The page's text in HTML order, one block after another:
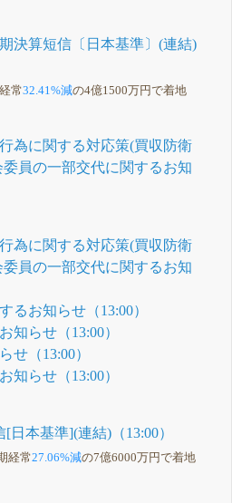
決算短信〔日本基準〕(連結)
常32.41%減の4億1500万円で着地
為に関する対応策(買収防衛
員の一部交代に関するお知
為に関する対応策(買収防衛
員の一部交代に関するお知
るお知らせ（13:00）
知らせ（13:00）
せ（13:00）
知らせ（13:00）
日本基準](連結)（13:00）
経常27.06%減の7億6000万円で着地